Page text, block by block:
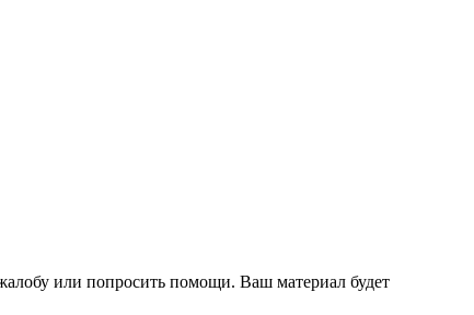
или попросить помощи. Ваш материал будет